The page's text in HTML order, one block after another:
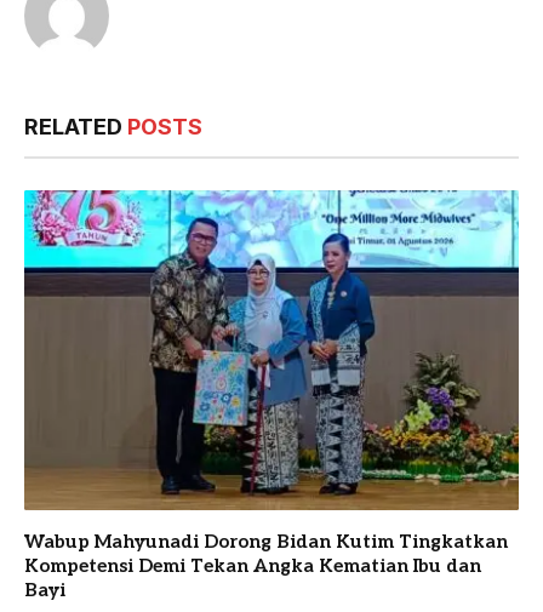
RELATED POSTS
Wabup Mahyunadi Dorong Bidan Kutim Tingkatkan
Kompetensi Demi Tekan Angka Kematian Ibu dan
Bayi